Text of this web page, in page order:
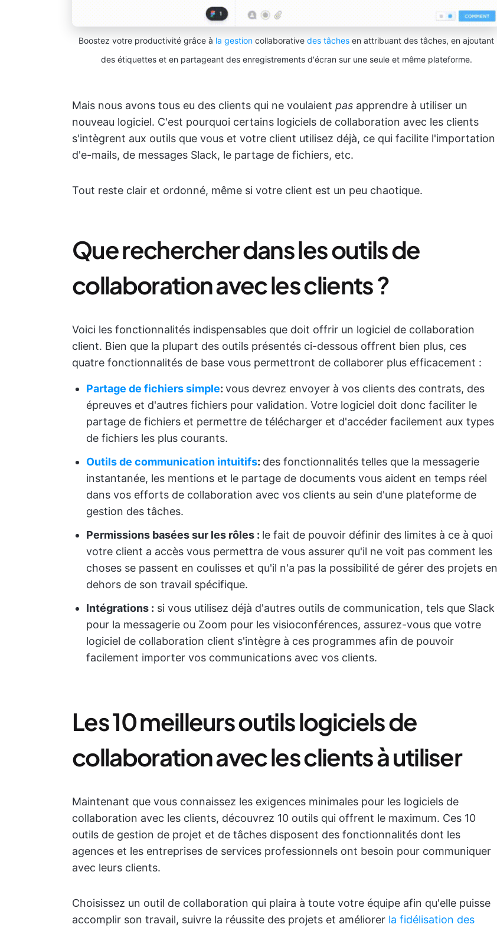
Boostez votre productivité grâce à la gestion collaborative des tâches en attribuant des tâches, en ajoutant
des étiquettes et en partageant des enregistrements d'écran sur une seule et même plateforme.
Mais nous avons tous eu des clients qui ne voulaient pas apprendre à utiliser un
nouveau logiciel. C'est pourquoi certains logiciels de collaboration avec les clients
s'intègrent aux outils que vous et votre client utilisez déjà, ce qui facilite l'importation
d'e-mails, de messages Slack, le partage de fichiers, etc.
Tout reste clair et ordonné, même si votre client est un peu chaotique.
Que rechercher dans les outils de
collaboration avec les clients ?
Voici les fonctionnalités indispensables que doit offrir un logiciel de collaboration
client. Bien que la plupart des outils présentés ci-dessous offrent bien plus, ces
quatre fonctionnalités de base vous permettront de collaborer plus efficacement :
Partage de fichiers simple: vous devrez envoyer à vos clients des contrats, des
épreuves et d'autres fichiers pour validation. Votre logiciel doit donc faciliter le
partage de fichiers et permettre de télécharger et d'accéder facilement aux types
de fichiers les plus courants.
Outils de communication intuitifs: des fonctionnalités telles que la messagerie
instantanée, les mentions et le partage de documents vous aident en temps réel
dans vos efforts de collaboration avec vos clients au sein d'une plateforme de
gestion des tâches.
Permissions basées sur les rôles : le fait de pouvoir définir des limites à ce à quoi
votre client a accès vous permettra de vous assurer qu'il ne voit pas comment les
choses se passent en coulisses et qu'il n'a pas la possibilité de gérer des projets en
dehors de son travail spécifique.
Intégrations : si vous utilisez déjà d'autres outils de communication, tels que Slack
pour la messagerie ou Zoom pour les visioconférences, assurez-vous que votre
logiciel de collaboration client s'intègre à ces programmes afin de pouvoir
facilement importer vos communications avec vos clients.
Les 10 meilleurs outils logiciels de
collaboration avec les clients à utiliser
Maintenant que vous connaissez les exigences minimales pour les logiciels de
collaboration avec les clients, découvrez 10 outils qui offrent le maximum. Ces 10
outils de gestion de projet et de tâches disposent des fonctionnalités dont les
agences et les entreprises de services professionnels ont besoin pour communiquer
avec leurs clients.
Choisissez un outil de collaboration qui plaira à toute votre équipe afin qu'elle puisse
accomplir son travail, suivre la réussite des projets et améliorer la fidélisation des